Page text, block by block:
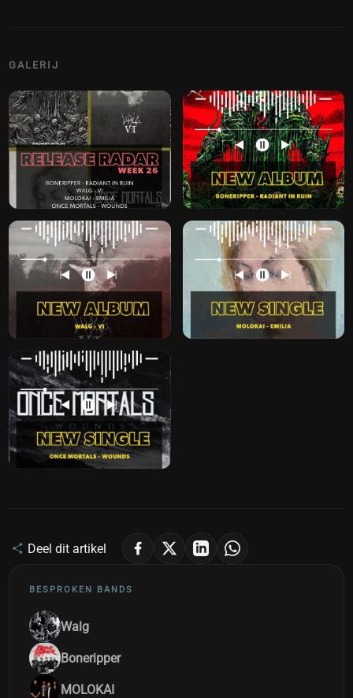
GALERIJ
Deel dit artikel
BESPROKEN BANDS
Walg
Boneripper
MOLOKAI